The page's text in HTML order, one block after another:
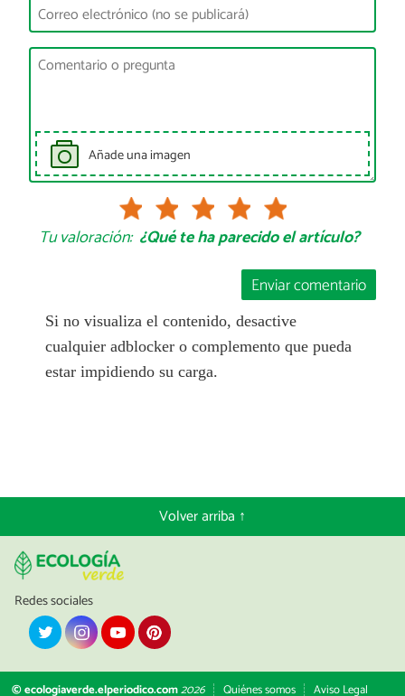
Añade una imagen
Tu valoración: ¿Qué te ha parecido el artículo?
Enviar comentario
Si no visualiza el contenido, desactive
cualquier adblocker o complemento que pueda
estar impidiendo su carga.
Volver arriba ↑
Redes sociales
© ecologiaverde.elperiodico.com2026 Quiénes somos Aviso Legal